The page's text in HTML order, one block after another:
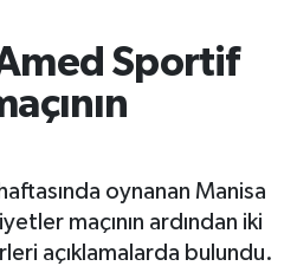
Sportif
oynanan Manisa
maçının ardından iki
açıklamalarda bulundu.